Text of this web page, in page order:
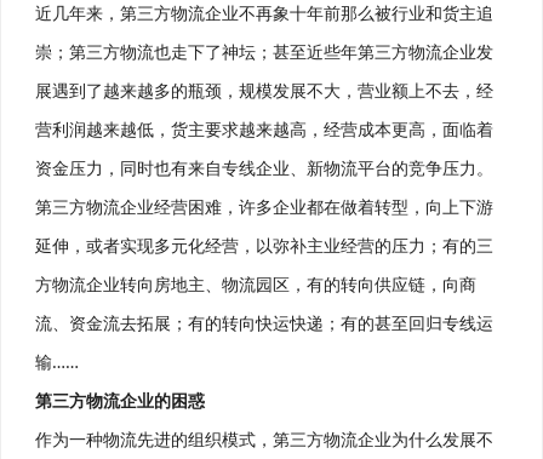
近几年来，第三方物流企业不再象十年前那么被行业和货主追
崇；第三方物流也走下了神坛；甚至近些年第三方物流企业发
展遇到了越来越多的瓶颈，规模发展不大，营业额上不去，经
营利润越来越低，货主要求越来越高，经营成本更高，面临着
资金压力，同时也有来自专线企业、新物流平台的竞争压力。
第三方物流企业经营困难，许多企业都在做着转型，向上下游
延伸，或者实现多元化经营，以弥补主业经营的压力；有的三
方物流企业转向房地主、物流园区，有的转向供应链，向商
流、资金流去拓展；有的转向快运快递；有的甚至回归专线运
输……
第三方物流企业的困惑
作为一种物流先进的组织模式，第三方物流企业为什么发展不